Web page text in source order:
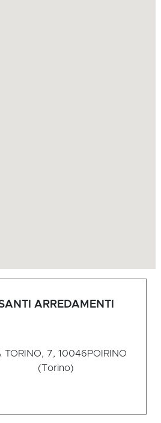
ARREDAMENTI
TORINO, 7, 10046POIRINO
(Torino)